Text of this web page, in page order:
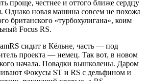
проще, честнее и оттого ближе сердцу
Однако новая машина совсем не похожа
британского «турбохулигана», коим
Focus RS.
сидит в Кёльне, часть — под
проекта — немец. Так вот, в новом
начала. Повадки вышколены. Даром
Фокусы ST и RS с дельфином и